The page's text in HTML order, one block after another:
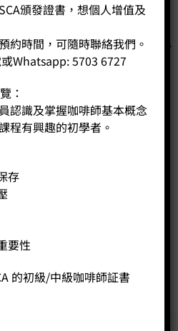
里達 帕卡馬拉特級水洗 產地客製
100g)
頒發證書，想個人增值及
約時間，可隨時聯絡我們。
Whatsapp: 5703 6727
：
認識及掌握咖啡師基本概念
程有興趣的初學者。
存
要性
的初級/中級咖啡師証書